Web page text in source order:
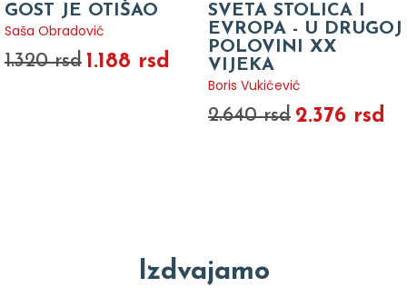
GOST JE OTIŠAO
Saša Obradović
1.320 rsd 1.188 rsd
SVETA STOLICA I
EVROPA - U DRUGOJ
POLOVINI XX
VIJEKA
Boris Vukićević
2.640 rsd 2.376 rsd
Izdvajamo